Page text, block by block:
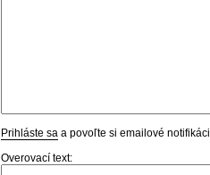
Prihláste sa a povoľte si emailové
Overovací text: